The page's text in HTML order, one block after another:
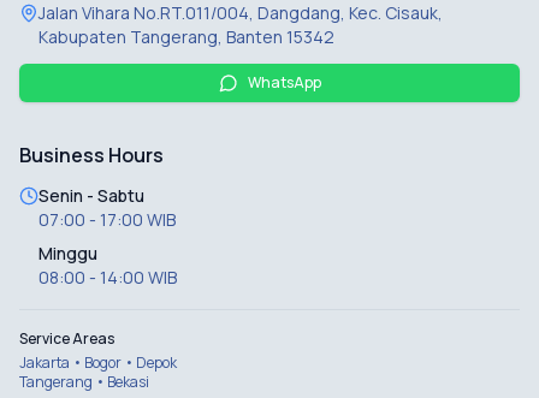
Jalan Vihara No.RT.011/004, Dangdang, Kec. Cisauk,
Kabupaten Tangerang, Banten 15342
WhatsApp
Business Hours
Senin - Sabtu
07:00 - 17:00 WIB
Minggu
08:00 - 14:00 WIB
Service Areas
Jakarta • Bogor • Depok
Tangerang • Bekasi